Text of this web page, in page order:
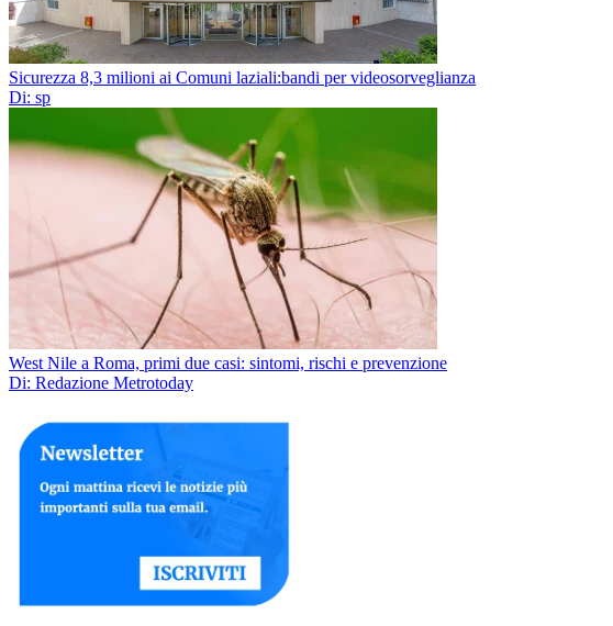
Sicurezza 8,3 milioni ai Comuni laziali:bandi per videosorveglianza
Di: sp
West Nile a Roma, primi due casi: sintomi, rischi e prevenzione
Di: Redazione Metrotoday